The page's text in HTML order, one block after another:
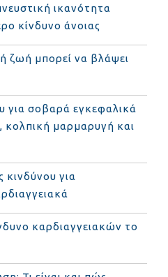
ικανότητα
κίνδυνο άνοιας
ζωή μπορεί να βλάψει
για σοβαρά εγκεφαλικά
κολπική μαρμαρυγή και
κινδύνου για
καρδιαγγειακών το